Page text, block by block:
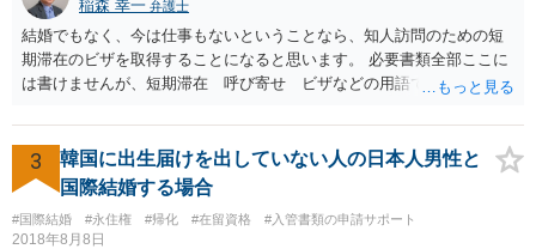
稲森 幸一 弁護士
結婚でもなく、今は仕事もないということなら、知人訪問のための短
期滞在のビザを取得することになると思います。 必要書類全部ここに
は書けませんが、短期滞在 呼び寄せ ビザなどの用語で検索すると
す。 それらを揃えて、イランにある日本大使館ににビザを申請するこ
とになります。 期間は通常９０日、３０日、あるいは１５日ですが、
今はコロナもあり刻々と状況が変わっているので、事前に外務省や大
使館に問い合わせたほうがいいかもしれません。ネットでの情報収集
もしたほうがいいと思います
3
韓国に出生届けを出していない人の日本人男性と
国際結婚する場合
#国際結婚 #永住権 #帰化 #在留資格 #入管書類の申請サポート
2018年8月8日